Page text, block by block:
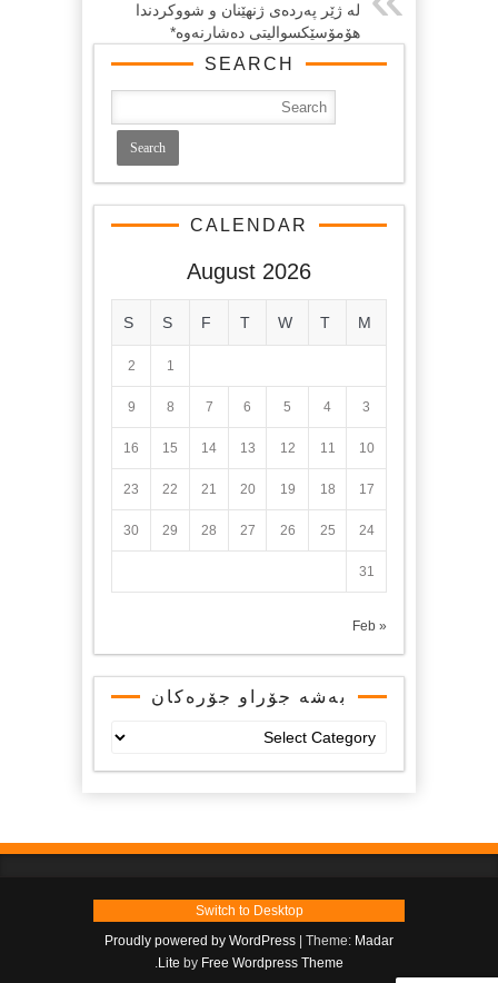
له‌ ژێر په‌رده‌ی ژنهێنان و شووکردندا
هۆمۆسێکسوالیتی ده‌شارنه‌وه‌*
SEARCH
CALENDAR
August 2026
M
T
W
T
F
S
S
1
2
3
4
5
6
7
8
9
10
11
12
13
14
15
16
17
18
19
20
21
22
23
24
25
26
27
28
29
30
31
« Feb
بەشە جۆراو جۆرەکان
جۆرەکان
Switch to Desktop
Proudly powered by WordPress
Theme: Madar
Lite by Free Wordpress Theme
.